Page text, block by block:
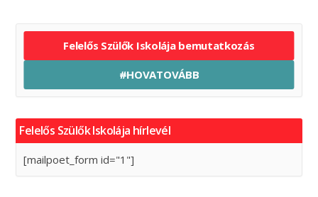
Felelős Szülők Iskolája bemutatkozás
#HOVATOVÁBB
Felelős Szülők Iskolája hírlevél
[mailpoet_form id="1"]